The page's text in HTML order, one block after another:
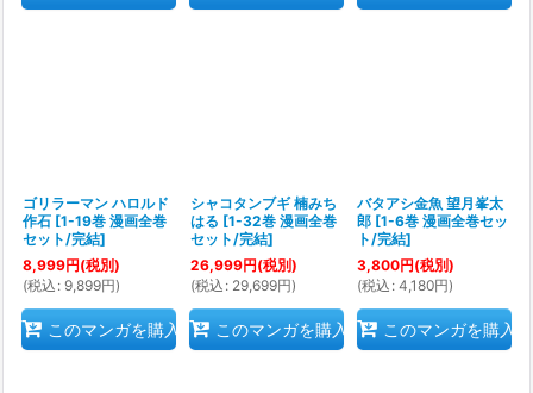
ゴリラーマン ハロルド
作石 [1-19巻 漫画全巻
セット/完結]
8,999円(税別)
(税込 : 9,899円)
このマンガを購入
シャコタンブギ 楠みち
はる [1-32巻 漫画全巻
セット/完結]
26,999円(税別)
(税込 : 29,699円)
このマンガを購入
バタアシ金魚 望月峯太
郎 [1-6巻 漫画全巻セッ
ト/完結]
3,800円(税別)
(税込 : 4,180円)
このマンガを購入